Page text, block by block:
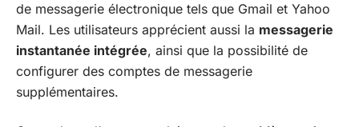
de messagerie électronique tels que Gmail et Yahoo
Mail. Les utilisateurs apprécient aussi la messagerie
instantanée intégrée, ainsi que la possibilité de
configurer des comptes de messagerie
supplémentaires.